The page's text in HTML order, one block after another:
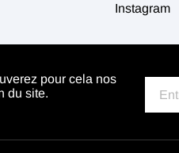
Instagram
pour cela nos
du site.